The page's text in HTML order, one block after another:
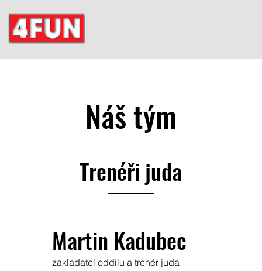
zakladatel oddílu a trenér juda
Martin Kadubec
Náš tým
Trenéři juda